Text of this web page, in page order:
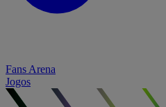
Fans Arena
Jogos